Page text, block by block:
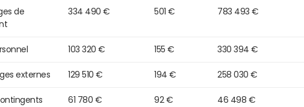
de
334 490 € 501 € 783 493 €
103 320 € 155 € 330 394 €
externes 129 510 € 194 € 258 030 €
61 780 € 92 € 46 498 €